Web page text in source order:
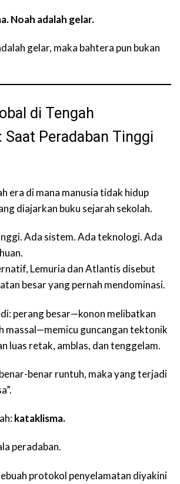
Noah adalah gelar.
gelar, maka bahtera pun bukan
di Tengah
Saat Peradaban Tinggi
era di mana manusia tidak hidup
diajarkan buku sejarah sekolah.
Ada sistem. Ada teknologi. Ada
Lemuria dan Atlantis disebut
besar yang pernah mendominasi.
perang besar—konon melibatkan
massal—memicu guncangan tektonik
luas retak, amblas, dan tenggelam.
benar runtuh, maka yang terjadi
kataklisma.
peradaban.
protokol penyelamatan diyakini